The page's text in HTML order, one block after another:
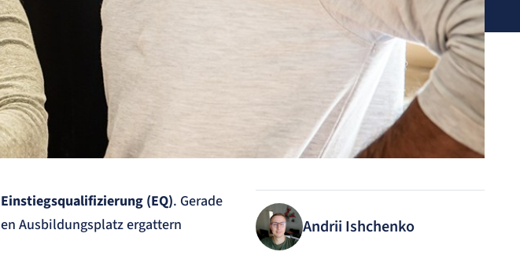
Andrii Ishchenko
(EQ). Gerade
Ausbildungsplatz ergattern